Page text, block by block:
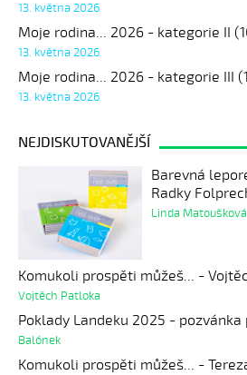
13. května 2026
Moje rodina... 2026 - kategorie II
13. května 2026
Moje rodina... 2026 - kategorie III
13. května 2026
NEJDISKUTOVANĚJŠÍ
Barevná
Radky
Linda Matoušková
Komukoli prospěti můžeš... -
Vojtěch Patloka
Poklady Landeku 2025 -
Balónek
Komukoli prospěti můžeš... -